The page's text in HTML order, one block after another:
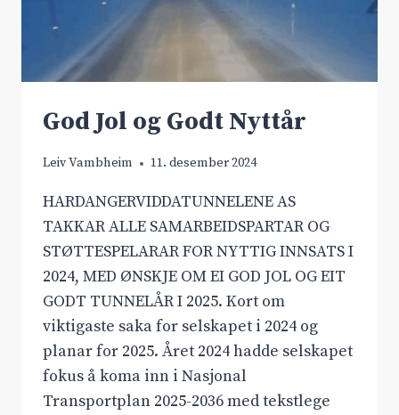
God Jol og Godt Nyttår
Leiv Vambheim 11. desember 2024
HARDANGERVIDDATUNNELENE AS
TAKKAR ALLE SAMARBEIDSPARTAR OG
STØTTESPELARAR FOR NYTTIG INNSATS I
2024, MED ØNSKJE OM EI GOD JOL OG EIT
GODT TUNNELÅR I 2025. Kort om
viktigaste saka for selskapet i 2024 og
planar for 2025. Året 2024 hadde selskapet
fokus å koma inn i Nasjonal
Transportplan 2025-2036 med tekstlege